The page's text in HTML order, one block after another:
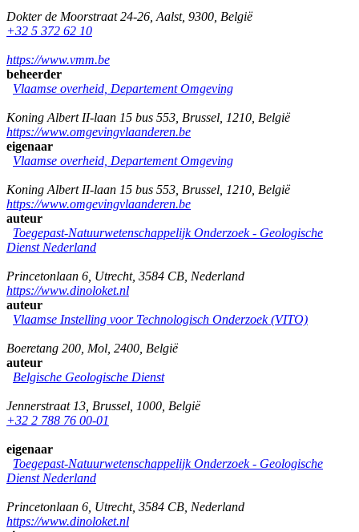
Dokter de Moorstraat 24-26 Aalst, 9300 België
+32 5 372 62 10
https://www.vmm.be
beheerder
Vlaamse overheid, Departement Omgeving
Koning Albert II-laan 15 bus 553 Brussel 1210 België
https://www.omgevingvlaanderen.be
eigenaar
Vlaamse overheid, Departement Omgeving
Koning Albert II-laan 15 bus 553 Brussel 1210 België
https://www.omgevingvlaanderen.be
auteur
Toegepast-Natuurwetenschappelijk Onderzoek - Geologische
Dienst Nederland
Princetonlaan 6 Utrecht, 3584 CB Nederland
https://www.dinoloket.nl
auteur
Vlaamse Instelling voor Technologisch Onderzoek (VITO)
Boeretang 200 Mol 2400 België
auteur
Belgische Geologische Dienst
Jennerstraat 13 Brussel 1000 België
+32 2 788 76 00-01
eigenaar
Toegepast-Natuurwetenschappelijk Onderzoek - Geologische
Dienst Nederland
Princetonlaan 6 Utrecht, 3584 CB Nederland
https://www.dinoloket.nl